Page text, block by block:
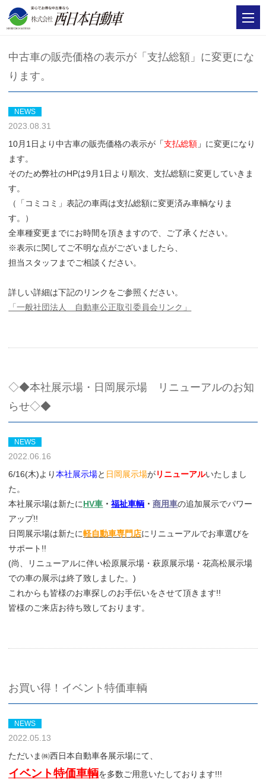
中古車の販売価格の表示が「支払総額」に変更にな
ります。
NEWS
2023.08.31
10月1日より中古車の販売価格の表示が 「支払総額 」 に変更になり
ます。
そのため弊社のHPは9月1日より順次、支払総額に変更していきま
す。
（「コミコミ」表記の車両は支払総額に変更済み車輌なりま
す。）
全車種変更までにお時間を頂きますので、ご了承ください。
※表示に関してご不明な点がございましたら、
担当スタッフまでご相談ください。
詳しい詳細は下記のリンクをご参照ください。
「一般社団法人 自動車公正取引委員会リンク」
◇◆本社展示場・日岡展示場 リニューアルのお知
らせ◇◆
NEWS
2022.06.16
6/16(木)より本社展示場と 日岡展示場がリニューアルいたしまし
た。
本社展示場は新たにHV車 ・福祉車輌 ・商用車の追加展示でパワー
アップ!!
日岡展示場は新たに軽自動車専門店にリニューアルでお車選びを
サポート!!
(尚、リニューアルに伴い松原展示場・萩原展示場・花高松展示場
での車の展示は終了致しました。)
これからも皆様のお車探しのお手伝いをさせて頂きます!!
皆様のご来店お待ち致しております。
お買い得！イベント特価車輌
NEWS
2022.05.13
ただいま㈱西日本自動車各展示場にて、
イベント特価車輌を多数ご用意いたしております!!!